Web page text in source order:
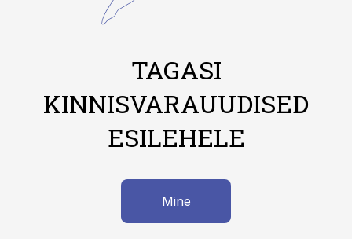
TAGASI
KINNISVARAUUDISED
ESILEHELE
Mine